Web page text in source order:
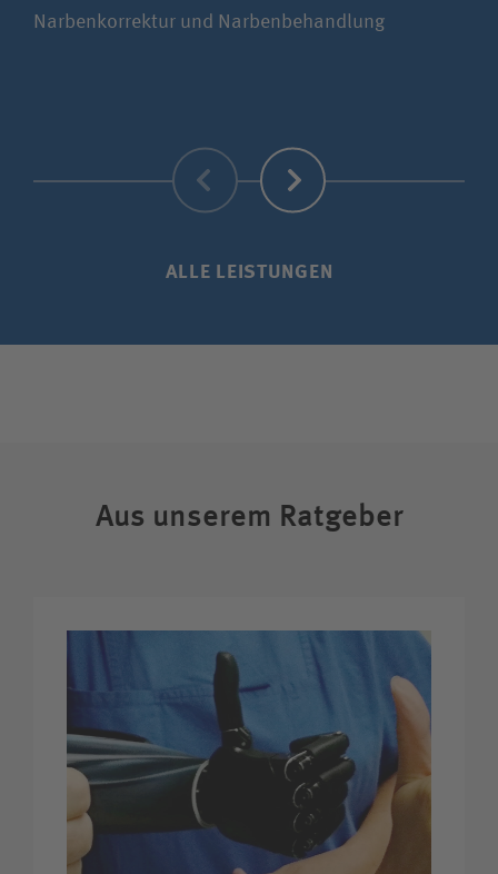
Narbenkorrektur und Narbenbehandlung
Zurück Weiter
ALLE LEISTUNGEN
Aus unserem Ratgeber